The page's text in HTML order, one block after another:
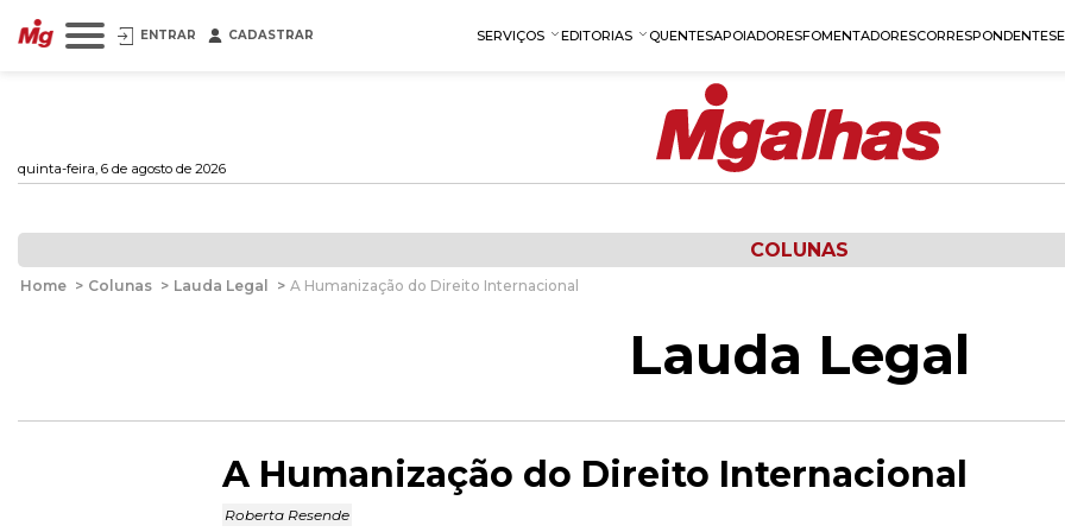
ENTRAR CADASTRAR SERVIÇOS EDITORIAS QUENTESAPOIADORESFOMENTADORESCORRESPONDENTES
quinta-feira, 6 de agosto de 2026
COLUNAS
Home > Colunas > Lauda Legal > A Humanização do Direito Internacional
Lauda Legal
A Humanização do Direito Internacional
Roberta Resende